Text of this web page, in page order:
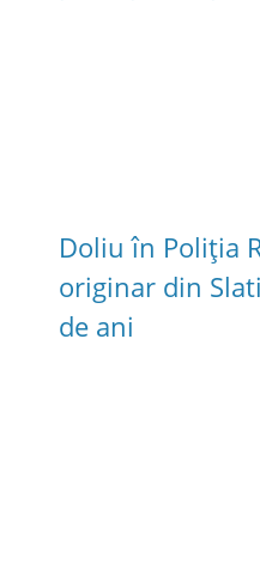
Doliu în Poliția
originar din
de ani